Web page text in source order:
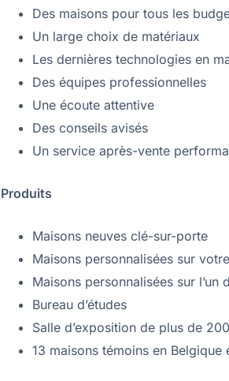
Des maisons pour tous les
Un large choix de matériaux
Les dernières technologies en
Des équipes professionnelles
Une écoute attentive
Des conseils avisés
Un service après-vente
Produits
Maisons neuves clé-sur-porte
Maisons personnalisées sur
Maisons personnalisées sur l’un
Bureau d’études
Salle d’exposition de plus de
13 maisons témoins en